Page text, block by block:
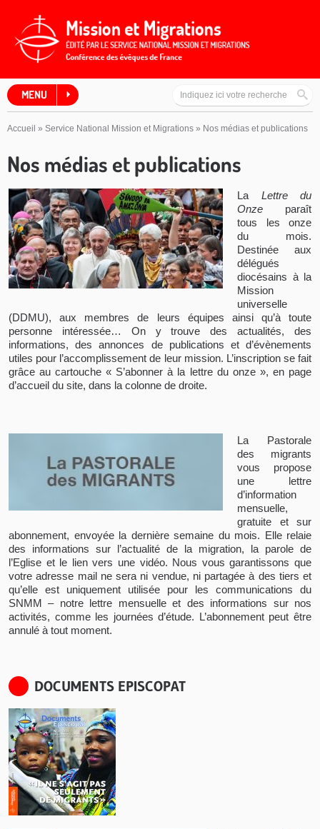
MENU
Accueil » Service National Mission et Migrations » Nos médias et publications
Nos médias et publications
La Lettre du
Onze paraît
tous les onze
du mois.
Destinée aux
délégués
diocésains à la
Mission
universelle
(DDMU), aux membres de leurs équipes ainsi qu’à toute
personne intéressée… On y trouve des actualités, des
informations, des annonces de publications et d’évènements
utiles pour l’accomplissement de leur mission. L’inscription se fait
grâce au cartouche « S’abonner à la lettre du onze », en page
d’accueil du site, dans la colonne de droite.
La Pastorale
des migrants
vous propose
une lettre
d’information
mensuelle,
gratuite et sur
abonnement, envoyée la dernière semaine du mois. Elle relaie
des informations sur l’actualité de la migration, la parole de
l’Eglise et le lien vers une vidéo. Nous vous garantissons que
votre adresse mail ne sera ni vendue, ni partagée à des tiers et
qu’elle est uniquement utilisée pour les communications du
SNMM – notre lettre mensuelle et des informations sur nos
activités, comme les journées d’étude. L’abonnement peut être
annulé à tout moment.
DOCUMENTS EPISCOPAT